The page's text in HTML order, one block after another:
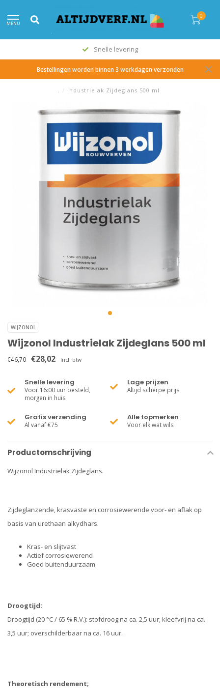
MENU
0
Snelle levering
Bestellingen worden binnen 3 werkdagen verzonden
. / Industrielak Zijdeglans 500 ml
WIJZONOL
Wijzonol Industrielak Zijdeglans 500 ml
€46,70 €28,02 Incl. btw
Snelle levering
Voor 16:00 uur besteld,
morgen in huis
Lage prijzen
Altijd scherpe prijs
Gratis verzending
Al vanaf €75
Alle topmerken
Voor elk wat wils
Productomschrijving
Wijzonol Industrielak Zijdeglans.
Zijdeglanzende, krasvaste en corrosiewerende voor- en aflak op
basis van urethaan alkydhars.
Kras- en slijtvast
Actief corrosiewerend
Goed buitenduurzaam
Droogtijd:
Droogtijd (20 °C / 65 % R.V.): stofdroog na ca. 2,5 uur; kleefvrij na ca.
3,5 uur; overschilderbaar na ca. 16 uur.
Theoretisch rendement;